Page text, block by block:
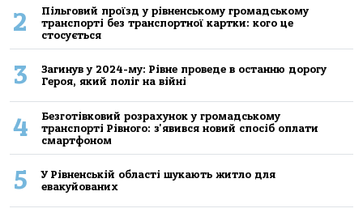
2
Пільговий проїзд у рівненському громадському
транспорті без транспортної картки: кого це
стосується
3
Загинув у 2024-му: Рівне проведе в останню дорогу
Героя, який поліг на війні
4
Безготівковий розрахунок у громадському
транспорті Рівного: з'явився новий спосіб оплати
смартфоном
5
У Рівненській області шукають житло для
евакуйованих